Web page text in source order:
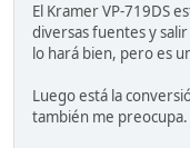
El Kramer VP-719DS
diversas fuentes y
lo hará bien, pero es
Luego está la
también me preocupa.